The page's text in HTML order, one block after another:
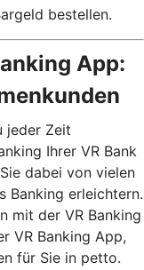
bestellen.
App:
jeder Zeit
Ihrer VR Bank
dabei von vielen
Banking erleichtern.
mit der VR Banking
VR Banking App,
für Sie in petto.